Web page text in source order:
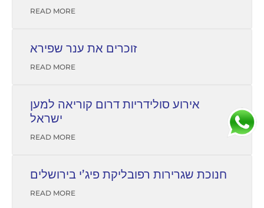
READ MORE
זוכרים את ענר שפירא
READ MORE
אירוע סולידריות דרום קוריאה למען
ישראל
READ MORE
חנוכת שגרירות רפובליקת פיג’י בירושלים
READ MORE